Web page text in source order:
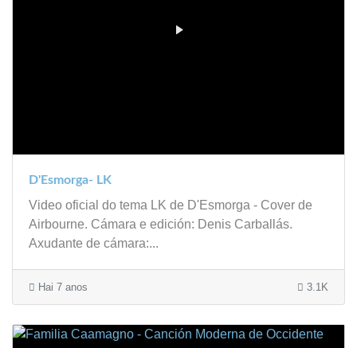
D'Esmorga- LK
Video oficial do tema LK de D'Esmorga - Cover de
Airbourne. Cámara e edición: Denis Carballás.
Axudante de cámara:...
Hai 7 anos 3.1K